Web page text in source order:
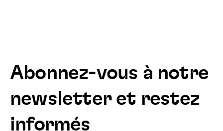
Abonnez-vous à notre
newsletter et restez
informés